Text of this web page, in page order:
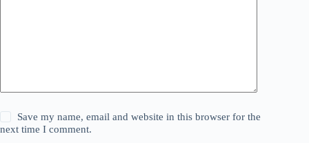
Save my name, email and website in this browser for the
next time I comment.